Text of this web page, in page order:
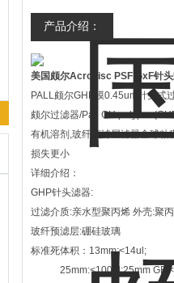
产品介绍：
美国颇尔Acrodisc PSF GxF针
PALL颇尔GHP膜0.45um针头式
颇尔过滤器/Pall GH polypro
有机溶剂,玻纤预滤层滤器全球
损失更小
详细介绍：
GHP针头滤器:
过滤介质:亲水型聚丙烯 外壳:聚
玻纤预滤层:硼硅玻璃
标准死体积：13mm:<14ul;
25mm:<100ul;25mm